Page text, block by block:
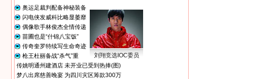
奥运足裁判配备神秘装备
闪电侠发威科比略显萎靡
偶像歌手林俊杰全情传递
苗圃也是“什锦八宝饭”
传奇奎罗特续写生命奇迹
枪王杜丽备战“杀气”重
刘翔竞选IOC委员
传姚明通州建酒店 未开业已受到热捧(图)
梦八出席慈善晚宴 为四川灾区筹款300万